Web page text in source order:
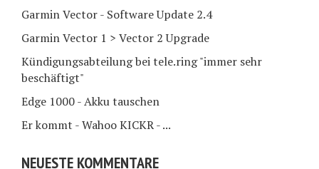
Garmin Vector - Software Update 2.4
Garmin Vector 1 > Vector 2 Upgrade
Kündigungsabteilung bei tele.ring "immer sehr
beschäftigt"
Edge 1000 - Akku tauschen
Er kommt - Wahoo KICKR - ...
NEUESTE KOMMENTARE